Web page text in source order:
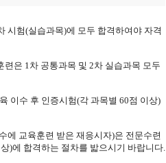
시험(실습과목)에 모두 합격하여야 자격
은 1차 공통과목 및 2차 실습과목 모두
이수 후 인증시험(각 과목별 60점 이상)
에 교육훈련 받은 재응시자)은 전문수련
)에 합격하는 절차를 밟으시기 바랍니다.